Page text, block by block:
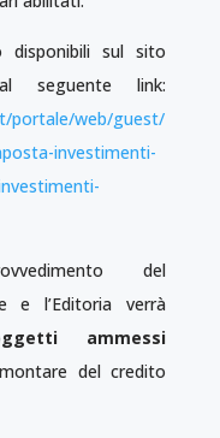
sul sito
seguente link:
portale/web/guest/
investimenti-
del
e l’Editoria verrà
ammessi
del credito